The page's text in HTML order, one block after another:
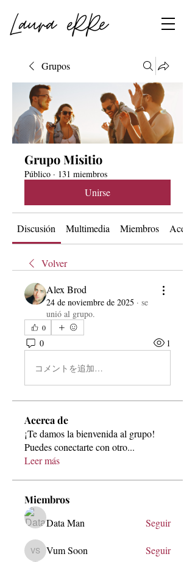
Grupos
Grupo Misitio
Público · 131 miembros
Unirse
Discusión Multimedia Miembros Acerca
Volver
Alex Brod
24 de noviembre de 2025 · se
unió al grupo.
0
0 1
コメントを追加…
Acerca de
¡Te damos la bienvenida al grupo!
Puedes conectarte con otro...
Leer más
Miembros
Data Man
Seguir
Vum Soon
Vum Soon Seguir